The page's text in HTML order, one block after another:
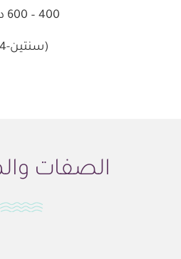
400 – 600 دينار
(سنتين-4)
الصفات